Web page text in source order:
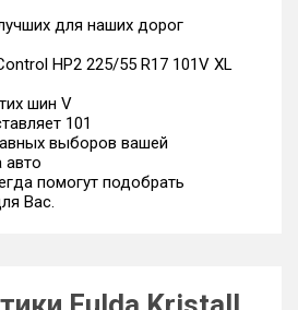
для наших дорог
HP2 225/55 R17 101V XL
шин V
101
выборов вашей
помогут подобрать
Вас.